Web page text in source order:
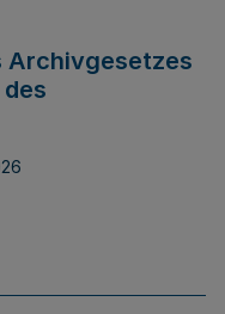
Archivgesetzes